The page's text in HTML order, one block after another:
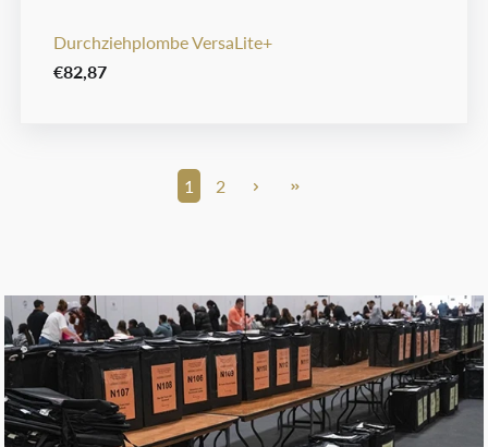
Durchziehplombe VersaLite+
€82,87
1 2